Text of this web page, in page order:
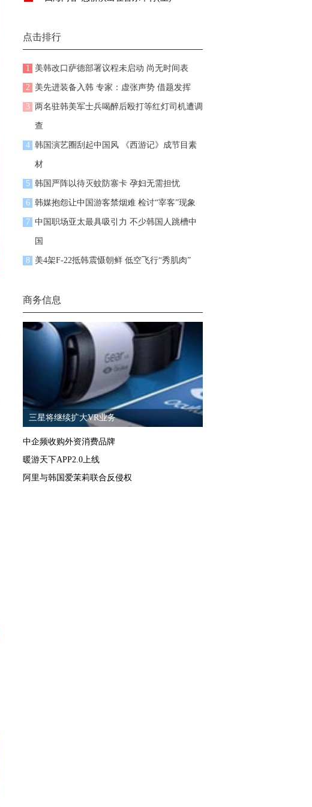
点击排行
1 美韩改口萨德部署议程未启动 尚无时间表
2 美先进装备入韩 专家：虚张声势 借题发挥
3 两名驻韩美军士兵喝醉后殴打等红灯司机遭调
查
4 韩国演艺圈刮起中国风 《西游记》成节目素
材
5 韩国严阵以待灭蚊防寨卡 孕妇无需担忧
6 韩媒抱怨让中国游客禁烟难 检讨“宰客”现象
7 中国职场亚太最具吸引力 不少韩国人跳槽中
国
8 美4架F-22抵韩震慑朝鲜 低空飞行“秀肌肉”
商务信息
三星将继续扩大VR业务
中企频收购外资消费品牌
暖游天下APP2.0上线
阿里与韩国爱茉莉联合反侵权